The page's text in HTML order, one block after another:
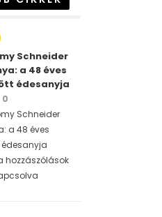
Schneider
a 48 éves
édesanyja
0
Schneider
a 48 éves
édesanyja
hozzászólások